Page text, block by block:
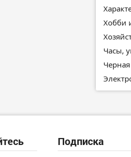
Хобби
Часы,
Подписка